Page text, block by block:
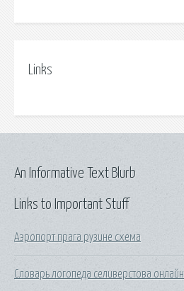
Links
Links to Important Stuff
Аэропорт прага рузине схема
Словарь логопеда селиверстова онлайн
An Informative Text Blurb